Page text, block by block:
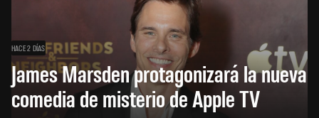
HACE 2 DÍAS
James Marsden protagonizará la nueva
comedia de misterio de Apple TV